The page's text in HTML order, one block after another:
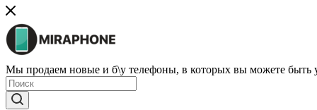
Мы продаем новые и б\у телефоны, в которых вы можете быть